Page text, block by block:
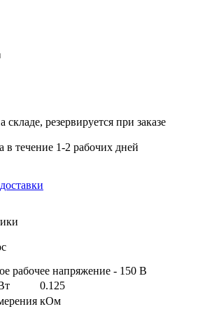
резервируется при заказе
в течение 1-2 рабочих дней
доставки
рабочее напряжение - 150 В
0.125
кОм